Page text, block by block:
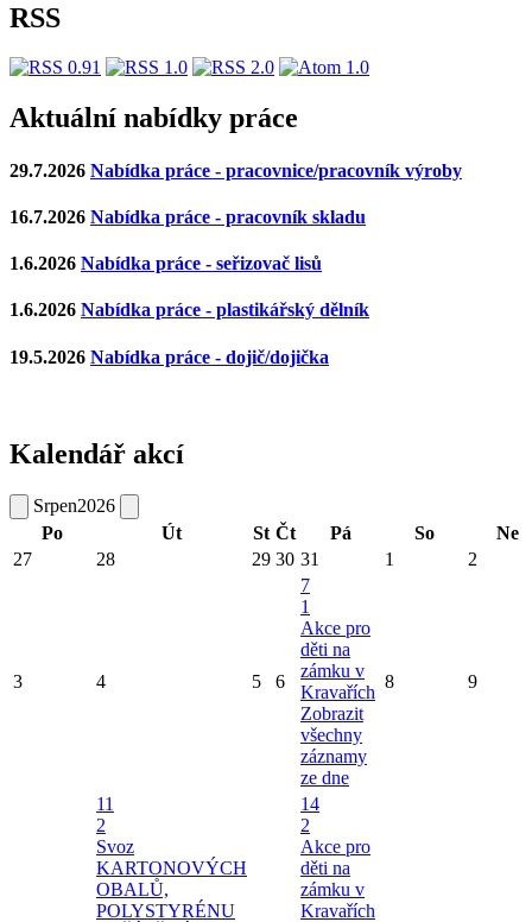
RSS
Aktuální nabídky práce
29.7.2026 Nabídka práce - pracovnice/pracovník výroby
16.7.2026 Nabídka práce - pracovník skladu
1.6.2026 Nabídka práce - seřizovač lisů
1.6.2026 Nabídka práce - plastikářský dělník
19.5.2026 Nabídka práce - dojič/dojička
Kalendář akcí
Srpen2026
Po
Út St Čt Pá So
Ne
27
28 29 30 31 1 2
3 4 5 6
7
1
Akce pro
děti na
zámku v
Kravařích
Zobrazit
všechny
záznamy
ze dne
8 9
11
2
Svoz
KARTONOVÝCH
OBALŮ,
POLYSTYRÉNU
14
2
Akce pro
děti na
zámku v
Kravařích